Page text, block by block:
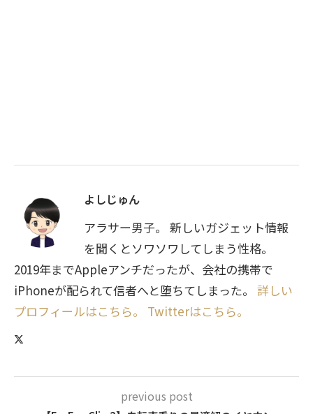
よしじゅん
アラサー男子。 新しいガジェット情報
を聞くとソワソワしてしまう性格。
2019年までAppleアンチだったが、会社の携帯で
iPhoneが配られて信者へと堕ちてしまった。 詳しい
プロフィールはこちら。
Twitterはこちら。
previous post